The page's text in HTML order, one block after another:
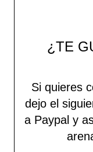
¿TE
Si quieres
dejo el
a Paypal y